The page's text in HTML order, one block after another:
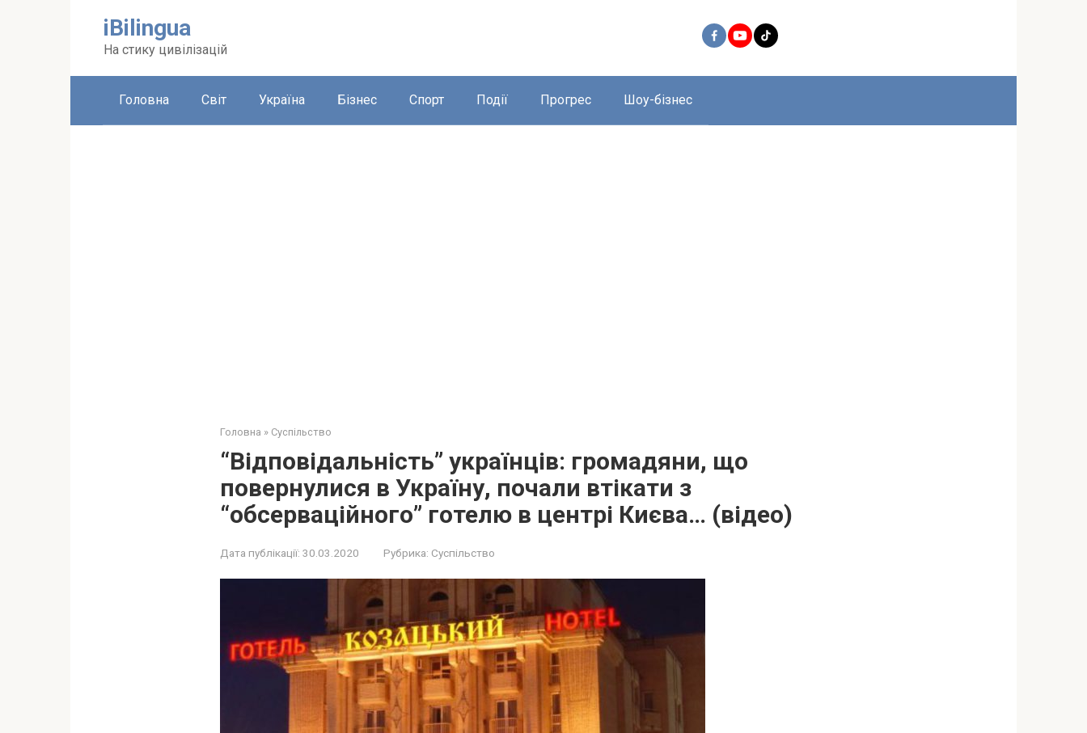
iBilingua
На стику цивілізацій
Головна Світ Україна Бізнес Спорт Події Прогрес Шоу-бізнес
Головна » Суспільство
“Відповідальність” українців: громадяни, що
повернулися в Україну, почали втікати з
“обсерваційного” готелю в центрі Києва… (відео)
Дата публікації: 30.03.2020 Рубрика: Суспільство